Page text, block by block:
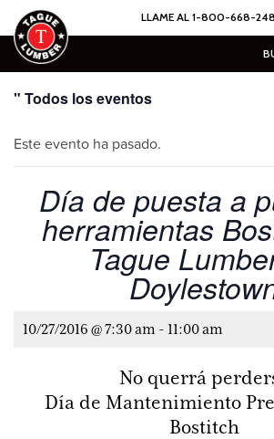
al
contenido
LLAME AL 1-800-668-
" Todos los eventos
Este evento ha pasado.
Día de puesta a
herramientas
Tague
10/27/2016 @ 7:30 am - 11:00 am
No querrá
Día de Mantenimiento
Bostitch